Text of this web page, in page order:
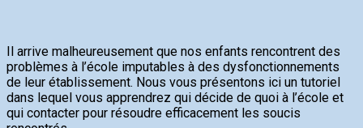
Il arrive malheureusement que nos enfants rencontrent des
problèmes à l’école imputables à des dysfonctionnements
de leur établissement. Nous vous présentons ici un tutoriel
dans lequel vous apprendrez qui décide de quoi à l’école et
qui contacter pour résoudre efficacement les soucis